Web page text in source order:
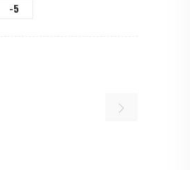
-5